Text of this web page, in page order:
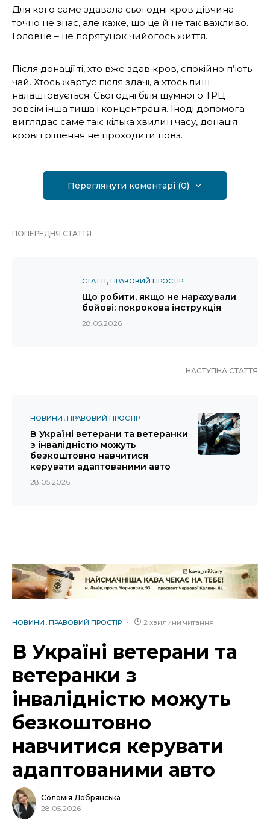
Для кого саме здавала сьогодні кров дівчина
точно не знає, але каже, що це й не так важливо.
Головне – це порятунок чийогось життя.
Після донації ті, хто вже здав кров, спокійно п’ють
чай. Хтось жартує після здачі, а хтось лиш
налаштовується. Сьогодні біля шумного ТРЦ
зовсім інша тиша і концентрація. Іноді допомога
виглядає саме так: кілька хвилин часу, донація
крові і рішення не проходити повз.
Переглянути коментарі (0)
ПОПЕРЕДНЯ СТАТТЯ
СТАТТІ ПРАВОВИЙ ПРОСТІР
Що робити, якщо не нарахували
бойові: покрокова інструкція
28.05.2026
НАСТУПНА СТАТТЯ
НОВИНИ ПРАВОВИЙ ПРОСТІР
В Україні ветерани та ветеранки
з інвалідністю можуть
безкоштовно навчитися
керувати адаптованими авто
28.05.2026
НОВИНИ ПРАВОВИЙ ПРОСТІР 2 хвилини читання
В Україні ветерани та
ветеранки з
інвалідністю можуть
безкоштовно
навчитися керувати
адаптованими авто
Соломія Добрянська
28.05.2026